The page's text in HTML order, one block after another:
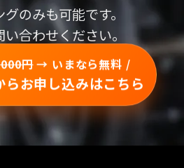
のみも可能です。
合わせください。
円→ いまなら無料 /
らお申し込みはこちら